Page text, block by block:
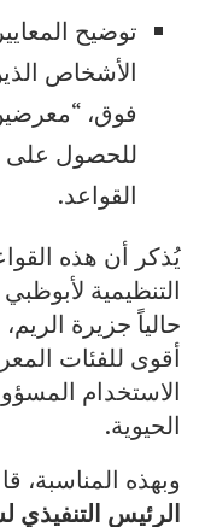
توضيح
فوق،
للحصول على
القواعد.
يُذكر أن هذه
حالياً جزيرة
أقوى للفئات
الاستخدام
الحيوية.
وبهذه المناسبة،
الرئيس